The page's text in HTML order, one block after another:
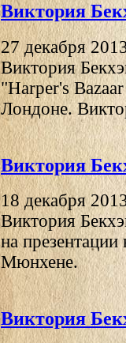
Виктория
27 декабря
Виктория
"Harper's
Лондоне.
Виктория
18 декабря
Виктория
на
Мюнхене.
Виктория